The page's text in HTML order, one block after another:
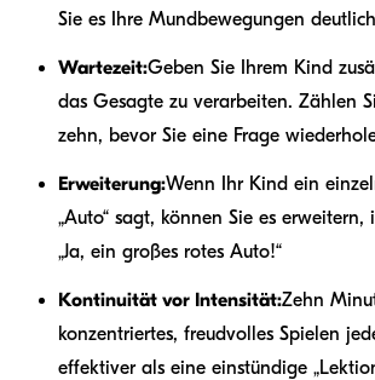
Sie es Ihre Mundbewegungen
Wartezeit:Geben Sie Ihrem Kind
das Gesagte zu verarbeiten. Zählen
zehn, bevor Sie eine Frage
Erweiterung:Wenn Ihr Kind ein
„Auto“ sagt, können Sie es erweitern,
„Ja, ein großes rotes Auto!“
Kontinuität vor Intensität:Zehn
konzentriertes, freudvolles Spielen
effektiver als eine einstündige